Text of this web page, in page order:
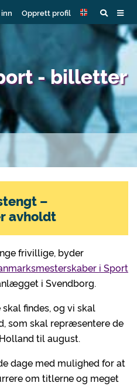
Opprett profil
- billetter
frivillige, byder
i Sport
i Svendborg.
findes, og vi skal
som skal repræsentere de
til august.
dage med mulighed for at
om titlerne og meget
–
avholdt